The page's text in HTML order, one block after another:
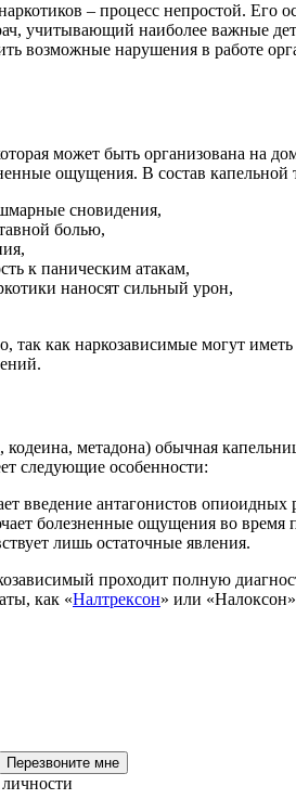
– процесс непростой.
учитывающий наиболее важные
возможные нарушения в работе
может быть организована на
ощущения. В состав капельной
сновидения,
болью,
к паническим атакам,
наносят сильный урон,
как наркозависимые могут
метадона) обычная
следующие особенности:
введение антагонистов
болезненные ощущения во время
лишь остаточные явления.
проходит полную
как «Налтрексон» или
Перезвоните мне